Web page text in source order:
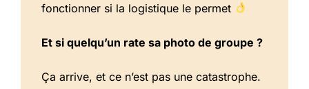
fonctionner si la logistique le permet
Et si quelqu’un rate sa photo de groupe ?
Ça arrive, et ce n’est pas une catastrophe.